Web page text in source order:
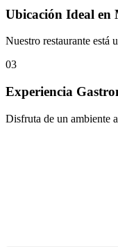
Ubicación Ideal en
Nuestro restaurante está
03
Experiencia
Disfruta de un ambiente